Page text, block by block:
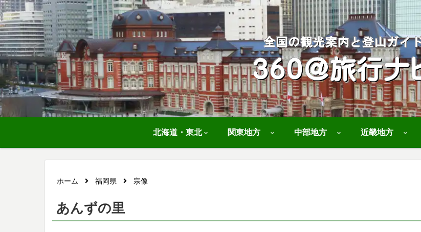
北海道・東北 関東地方 中部地方 近畿地方
ホーム 福岡県 宗像
あんずの里